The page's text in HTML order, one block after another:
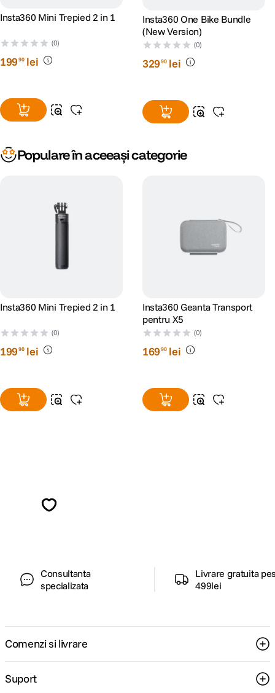
Insta360 Mini Trepied 2 in 1
(0)
19990 lei
Insta360 One Bike Bundle
(New Version)
(0)
32990 lei
Populare în aceeași categorie
Insta360 Mini Trepied 2 in 1
(0)
19990 lei
Insta360 Geanta Transport
pentru X5
(0)
16990 lei
Consultanta
specializata
Livrare gratuita
499lei
Comenzi si livrare
Suport